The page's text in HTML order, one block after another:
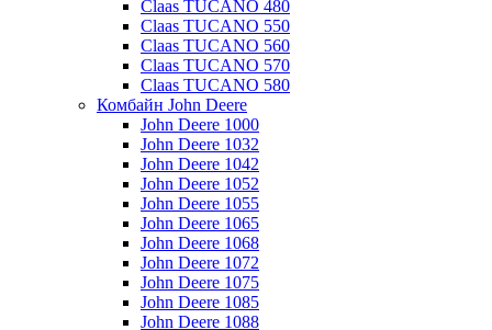
Claas TUCANO 480
Claas TUCANO 550
Claas TUCANO 560
Claas TUCANO 570
Claas TUCANO 580
Комбайн John Deere
John Deere 1000
John Deere 1032
John Deere 1042
John Deere 1052
John Deere 1055
John Deere 1065
John Deere 1068
John Deere 1072
John Deere 1075
John Deere 1085
John Deere 1088